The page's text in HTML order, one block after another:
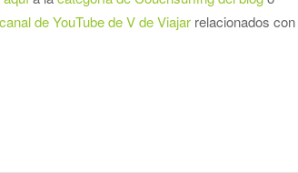
canal de YouTube de V de Viajar relacionados con